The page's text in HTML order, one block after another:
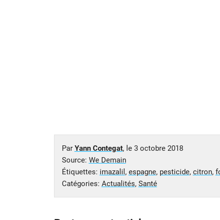
Par Yann Contegat, le 3 octobre 2018
Source: We Demain
Étiquettes: imazalil , espagne, pesticide, citron,
Catégories: Actualités, Santé